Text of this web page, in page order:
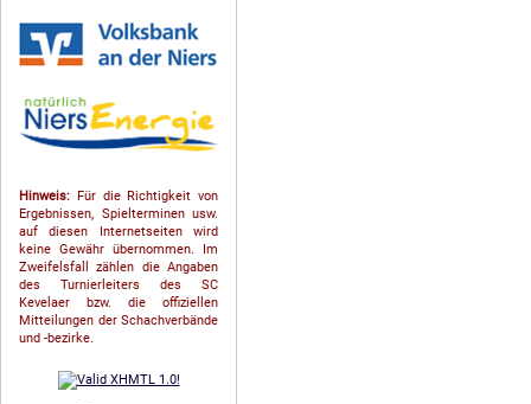
Hinweis: Für die Richtigkeit von
Ergebnissen, Spielterminen usw.
auf diesen Internetseiten wird
keine Gewähr übernommen. Im
Zweifelsfall zählen die Angaben
des Turnierleiters des SC
Kevelaer bzw. die offiziellen
Mitteilungen der Schach­ver­bände
und -bezirke.